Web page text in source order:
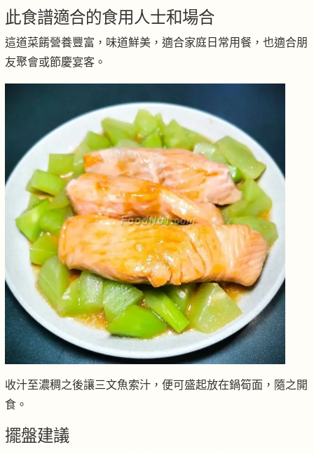
此食譜適合的食用人士和場合
這道菜餚營養豐富，味道鮮美，適合家庭日常用餐，也適合朋
友聚會或節慶宴客。
收汁至濃稠之後讓三文魚索汁，便可盛起放在鍋筍面，隨之開
食。
擺盤建議